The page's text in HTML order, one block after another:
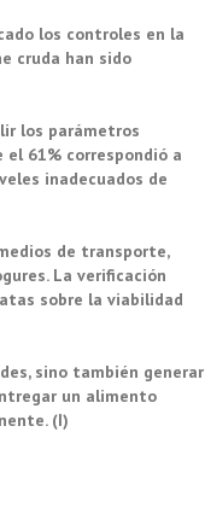
los controles en la
cruda han sido
los parámetros
61% correspondió a
inadecuados de
de transporte,
La verificación
sobre la viabilidad
sino también generar
un alimento
(I)